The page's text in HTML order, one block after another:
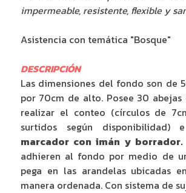
impermeable, resistente, flexible y
Asistencia con temática "Bosque"
DESCRIPCIÓN
Las dimensiones del fondo son de
por 70cm de alto. Posee 30 abejas
realizar el conteo (círculos de
surtidos según
marcador con imán y borrador.
adhieren al fondo por medio de
pega en las arandelas ubicadas
manera ordenada. Con sistema de